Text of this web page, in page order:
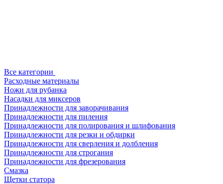
Все категории
Расходные материалы
Ножи для рубанка
Насадки для миксеров
Принадлежности для заворачивания
Принадлежности для пиления
Принадлежности для полирования и шлифования
Принадлежности для резки и обдирки
Принадлежности для сверления и долбления
Принадлежности для строгания
Принадлежности для фрезерования
Смазка
Щетки статора